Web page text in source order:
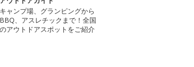
キャンプ場、グランピングから
BBQ、アスレチックまで！全国
のアウトドアスポットをご紹介